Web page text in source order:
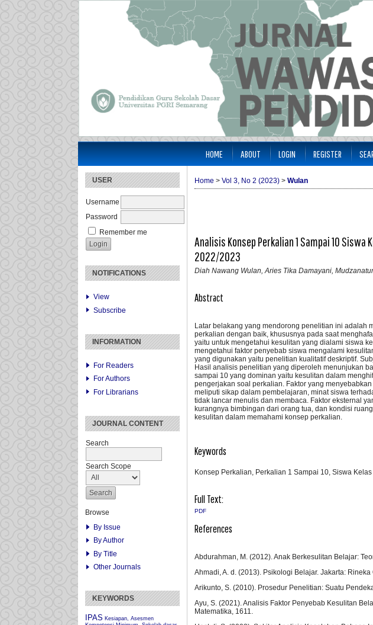
USER
Username
Password
Remember me
NOTIFICATIONS
View
Subscribe
INFORMATION
For Readers
For Authors
For Librarians
JOURNAL CONTENT
Search
Search Scope
Browse
By Issue
By Author
By Title
Other Journals
KEYWORDS
IPAS Kesiapan, Asesmen
HOME ABOUT LOGIN REGISTER
Home > Vol 3, No 2 (2023) > Wulan
Analisis Konsep Perkalian 1 Sampai 10 Siswa
2022/2023
Diah Nawang Wulan, Aries Tika Damayani,
Abstract
Latar belakang yang mendorong penelitian ini adalah
perkalian dengan baik, khususnya pada saat
yaitu untuk mengetahui kesulitan yang dialami siswa
mengetahui faktor penyebab siswa mengalami
yang digunakan yaitu penelitian kualitatif deskriptif.
Hasil analisis penelitian yang diperoleh menunjukan
sampai 10 yang dominan yaitu kesulitan dalam
pengerjakan soal perkalian. Faktor yang
meliputi sikap dalam pembelajaran, minat siswa
tidak lancar menulis dan membaca. Faktor eksternal
kurangnya bimbingan dari orang tua, dan kondisi
kesulitan dalam memahami konsep perkalian.
Keywords
Konsep Perkalian, Perkalian 1 Sampai 10, Siswa Kelas II
Full Text:
PDF
References
Abdurahman, M. (2012). Anak Berkesulitan Belajar:
Ahmadi, A. d. (2013). Psikologi Belajar. Jakarta: Rineka
Arikunto, S. (2010). Prosedur Penelitian: Suatu
Ayu, S. (2021). Analisis Faktor Penyebab Kesulitan
Matematika, 1611.